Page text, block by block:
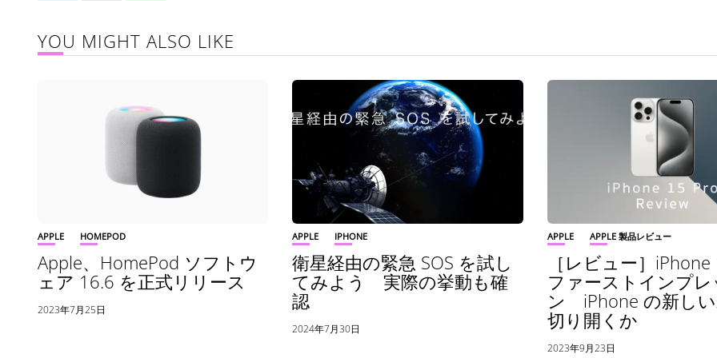
YOU MIGHT ALSO LIKE
APPLE HOMEPOD
Apple、HomePod ソフトウ
ェア 16.6 を正式リリース
2023年7月25日
APPLE IPHONE
衛星経由の緊急 SOS を試し
てみよう 実際の挙動も確
認
2024年7月30日
APPLE APPLE 製品レビュー
［レビュー］
ファーストインプレ
ン iPhone の新しい
切り開くか
2023年9月23日